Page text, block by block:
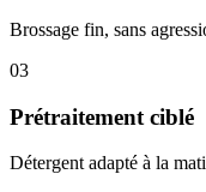
Brossage fin, sans
03
Prétraitement ciblé
Détergent adapté à la